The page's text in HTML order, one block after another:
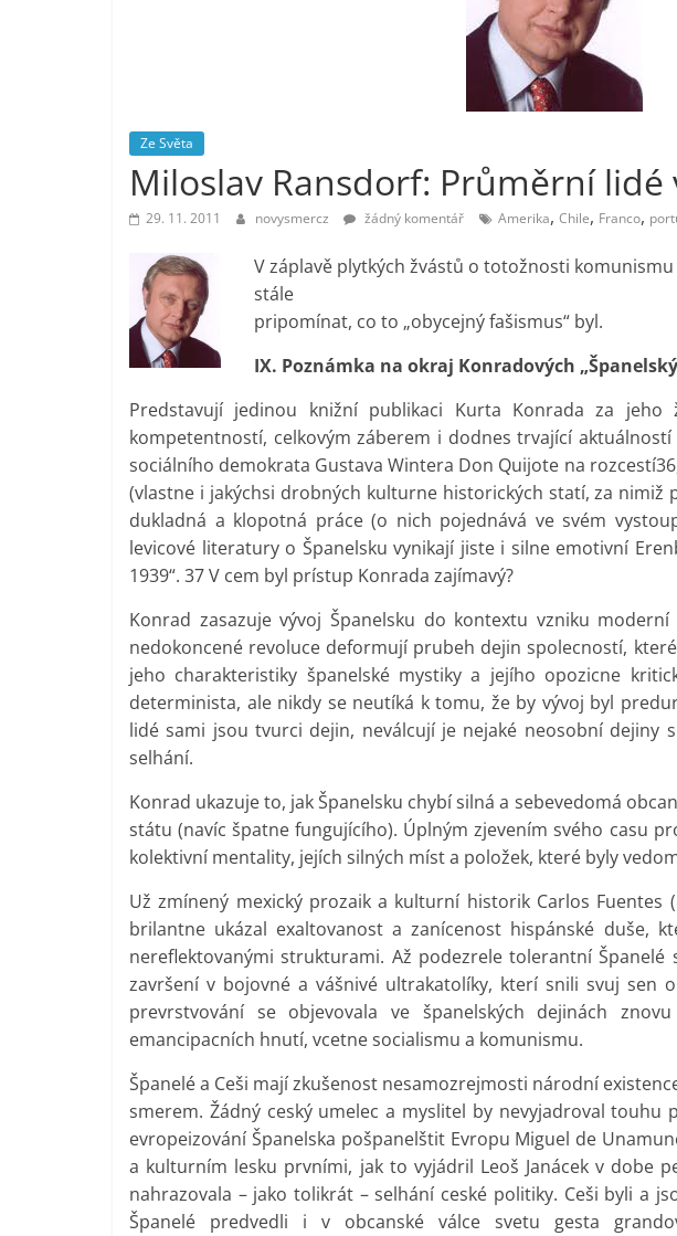
Ze Světa
Miloslav Ransdorf: Průměrní
29. 11. 2011 novysmercz žádný komentář Amerika, Chile, Franco,
V záplavě plytkých žvástů o totožnosti
stále
pripomínat, co to „obycejný fašismus“ byl.
IX. Poznámka na okraj Konradových
Predstavují jedinou knižní publikaci Kurta Konrada za
kompetentností, celkovým záberem i dodnes trvající
sociálního demokrata Gustava Wintera Don Quijote na
(vlastne i jakýchsi drobných kulturne historických statí, za nimiž
dukladná a klopotná práce (o nich pojednává ve svém
levicové literatury o Španelsku vynikají jiste i silne emotivní
1939“. 37 V cem byl prístup Konrada zajímavý?
Konrad zasazuje vývoj Španelsku do kontextu vzniku
nedokoncené revoluce deformují prubeh dejin spolecností,
jeho charakteristiky španelské mystiky a jejího opozicne
determinista, ale nikdy se neutíká k tomu, že by vývoj byl
lidé sami jsou tvurci dejin, neválcují je nejaké neosobní dejiny
selhání.
Konrad ukazuje to, jak Španelsku chybí silná a sebevedomá
státu (navíc špatne fungujícího). Úplným zjevením svého casu
kolektivní mentality, jejích silných míst a položek, které byly
Už zmínený mexický prozaik a kulturní historik Carlos
brilantne ukázal exaltovanost a zanícenost hispánské duše,
nereflektovanými strukturami. Až podezrele tolerantní
završení v bojovné a vášnivé ultrakatolíky, kterí snili svuj sen
prevrstvování se objevovala ve španelských dejinách
emancipacních hnutí, vcetne socialismu a komunismu.
Španelé a Ceši mají zkušenost nesamozrejmosti národní
smerem. Žádný ceský umelec a myslitel by nevyjadroval touhu
evropeizování Španelska pošpanelštit Evropu Miguel de
a kulturním lesku prvními, jak to vyjádril Leoš Janácek v dobe
nahrazovala – jako tolikrát – selhání ceské politiky. Ceši byli a
Španelé predvedli i v obcanské válce svetu gesta